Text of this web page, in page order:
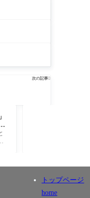
次の記事
トップページ
home